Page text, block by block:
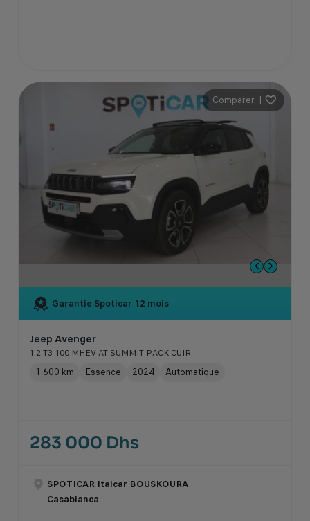
Comparer |
Garantie Spoticar 12 mois
Jeep Avenger
1.2 T3 100 MHEV AT SUMMIT PACK CUIR
1 600 km Essence 2024 Automatique
283 000 Dhs
SPOTICAR Italcar BOUSKOURA
Casablanca